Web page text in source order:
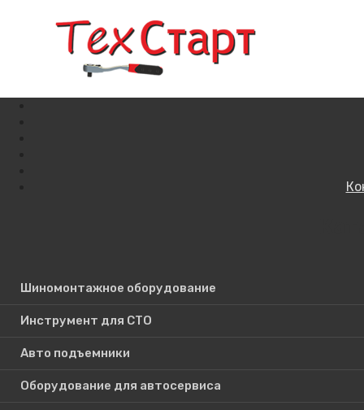
Шиномонтажное оборудование
Инструмент для СТО
Авто подъемники
Оборудование для автосервиса
Поиск по сайту